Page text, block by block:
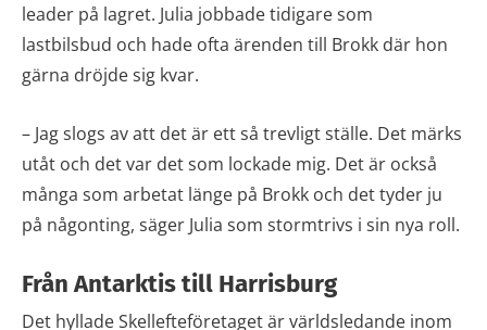
leader på lagret. Julia jobbade tidigare som
lastbilsbud och hade ofta ärenden till Brokk där hon
gärna dröjde sig kvar.
– Jag slogs av att det är ett så trevligt ställe. Det märks
utåt och det var det som lockade mig. Det är också
många som arbetat länge på Brokk och det tyder ju
på någonting, säger Julia som stormtrivs i sin nya roll.
Från Antarktis till Harrisburg
Det hyllade Skellefteföretaget är världsledande inom